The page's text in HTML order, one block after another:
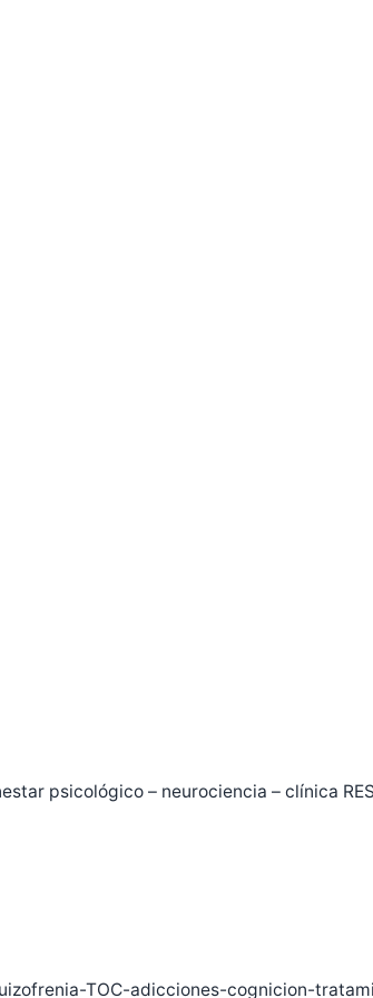
psicológico – neurociencia – clínica
TOC-adicciones-cognicion-